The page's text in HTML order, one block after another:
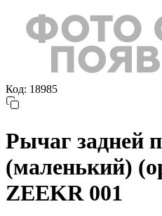
Код: 18985
Рычаг задней
(маленький)
ZEEKR 001